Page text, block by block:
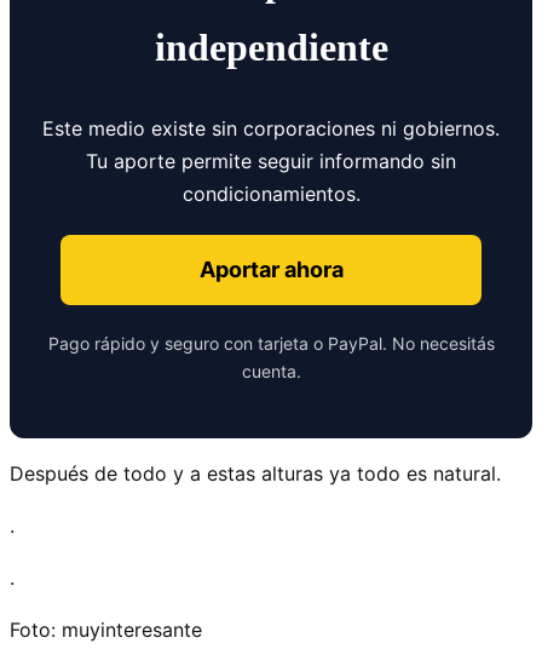
independiente
Este medio existe sin corporaciones ni gobiernos.
Tu aporte permite seguir informando sin
condicionamientos.
Aportar ahora
Pago rápido y seguro con tarjeta o PayPal. No necesitás
cuenta.
Después de todo y a estas alturas ya todo es natural.
.
.
Foto: muyinteresante